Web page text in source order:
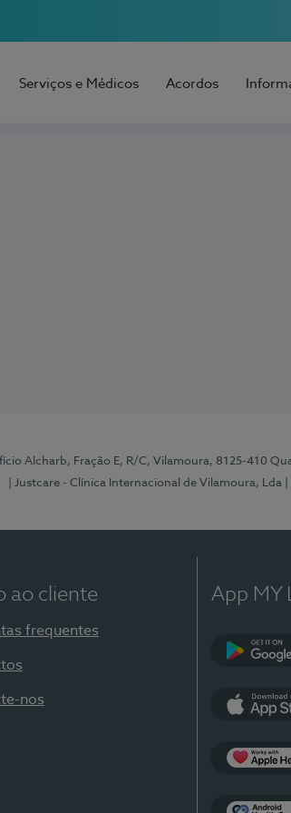
Serviços e Médicos Acordos
Alcharb, Fração E, R/C, Vilamoura, 8125-410
| Justcare - Clínica Internacional de Vilamoura, Lda
ao cliente
frequentes
nos
App MY